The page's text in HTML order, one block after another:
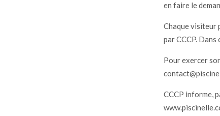
en faire le
Chaque visiteur
par CCCP.
Pour exercer
CCCP informe,